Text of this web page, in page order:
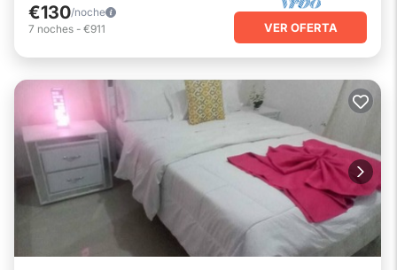
€130/noche
7 noches - €911 VER OFERTA